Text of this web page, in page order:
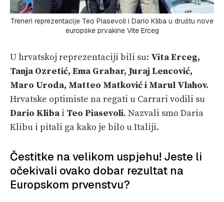
Treneri reprezentacije Teo Piasevoli i Dario Kliba u društu nove
europske prvakine Vite Erceg
U hrvatskoj reprezentaciji bili su: Vita Erceg,
Tanja Ozretić, Ema Grabar, Juraj Lencović,
Maro Uroda, Matteo Matković i Marul Vlahov.
Hrvatske optimiste na regati u Carrari vodili su
Dario Kliba i Teo Piasevoli. Nazvali smo Daria
Klibu i pitali ga kako je bilo u Italiji.
Čestitke na velikom uspjehu! Jeste li
očekivali ovako dobar rezultat na
Europskom prvenstvu?